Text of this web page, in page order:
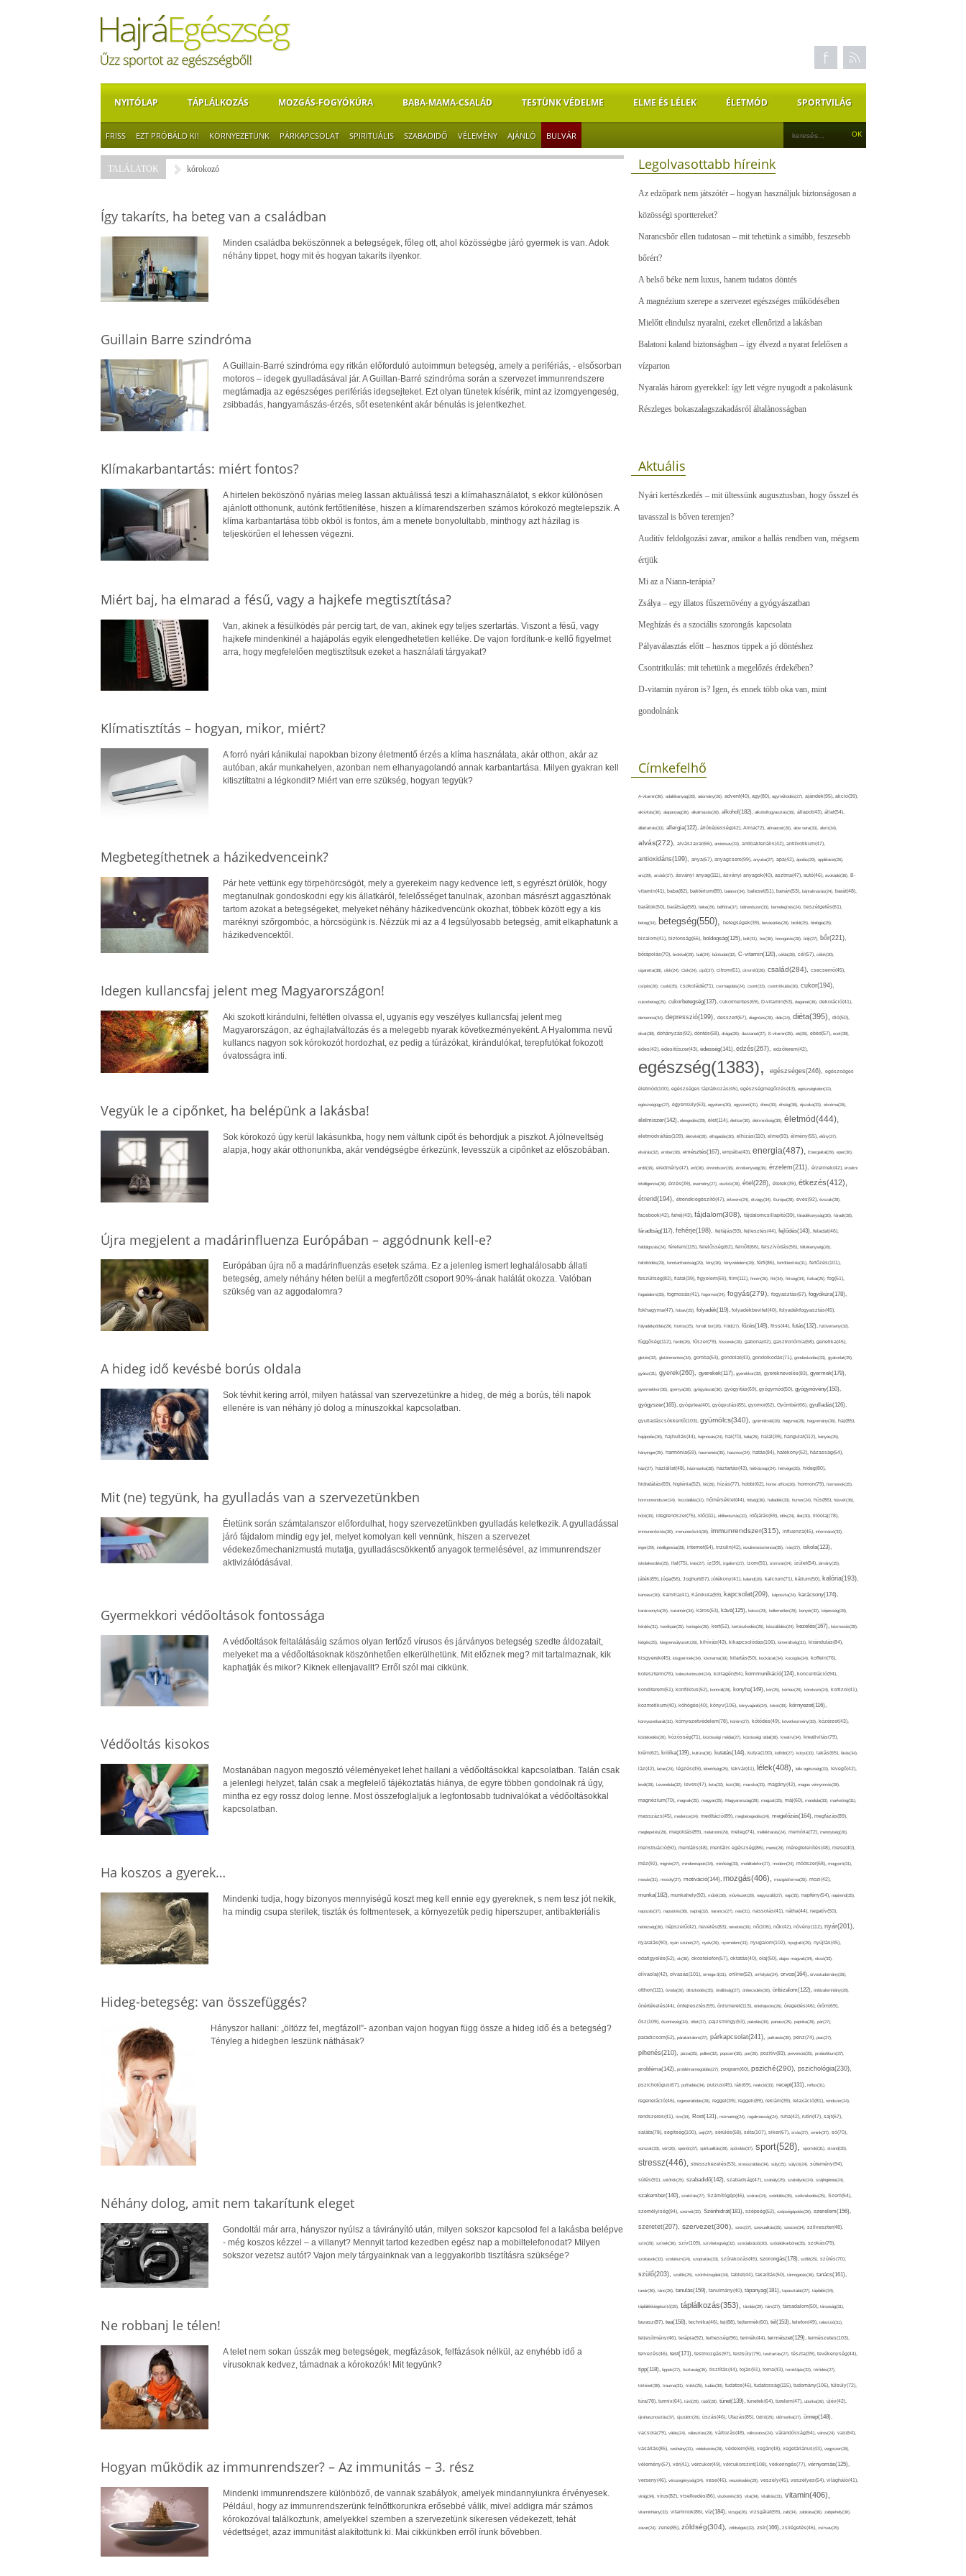
NYITÓLAP TÁPLÁLKOZÁS MOZGÁS-FOGYÓKÚRA BABA-MAMA-CSALÁD TESTÜNK VÉDELME ELME ÉS LÉLEK ÉLETMÓD SPORTVILÁG
FRISS EZT PRÓBÁLD KI! KÖRNYEZETÜNK PÁRKAPCSOLAT SPIRITUÁLIS SZABADIDŐ VÉLEMÉNY AJÁNLÓ BULVÁR
TALÁLATOK kórokozó
Így takaríts, ha beteg van a családban
Minden családba beköszönnek a betegségek, főleg ott, ahol közösségbe járó gyermek is van. Adok
néhány tippet, hogy mit és hogyan takaríts ilyenkor.
Guillain Barre szindróma
A Guillain-Barré szindróma egy ritkán előforduló autoimmun betegség, amely a perifériás, - elsősorban
motoros – idegek gyulladásával jár. A Guillan-Barré szindróma során a szervezet immunrendszere
megtámadja az egészséges perifériás idegsejteket. Ezt olyan tünetek kísérik, mint az izomgyengeség,
zsibbadás, hangyamászás-érzés, sőt esetenként akár bénulás is jelentkezhet.
Klímakarbantartás: miért fontos?
A hirtelen beköszönő nyárias meleg lassan aktuálissá teszi a klímahasználatot, s ekkor különösen
ajánlott otthonunk, autónk fertőtlenítése, hiszen a klímarendszerben számos kórokozó megtelepszik. A
klíma karbantartása több okból is fontos, ám a menete bonyolultabb, minthogy azt házilag is
teljeskörűen el lehessen végezni.
Miért baj, ha elmarad a fésű, vagy a hajkefe megtisztítása?
Van, akinek a fésülködés pár percig tart, de van, akinek egy teljes szertartás. Viszont a fésű, vagy
hajkefe mindenkinél a hajápolás egyik elengedhetetlen kelléke. De vajon fordítunk-e kellő figyelmet
arra, hogy megfelelően megtisztítsuk ezeket a használati tárgyakat?
Klímatisztítás – hogyan, mikor, miért?
A forró nyári kánikulai napokban bizony életmentő érzés a klíma használata, akár otthon, akár az
autóban, akár munkahelyen, azonban nem elhanyagolandó annak karbantartása. Milyen gyakran kell
kitisztíttatni a légkondit? Miért van erre szükség, hogyan tegyük?
Megbetegíthetnek a házikedvenceink?
Pár hete vettünk egy törpehörcsögöt, mely a gyerekeim nagy kedvence lett, s egyrészt örülök, hogy
megtanulnak gondoskodni egy kis állatkáról, felelősséget tanulnak, azonban másrészt aggasztónak
tartom azokat a betegségeket, melyeket néhány házikedvencünk okozhat, többek között egy a kis
maréknyi szőrgombóc, a hörcsögünk is. Nézzük mi az a 4 legsúlyosabb betegség, amit elkaphatunk a
házikedvencektől.
Idegen kullancsfaj jelent meg Magyarországon!
Aki szokott kirándulni, feltétlen olvassa el, ugyanis egy veszélyes kullancsfaj jelent meg
Magyarországon, az éghajlatváltozás és a melegebb nyarak következményeként. A Hyalomma nevű
kullancs nagyon sok kórokozót hordozhat, ez pedig a túrázókat, kirándulókat, terepfutókat fokozott
óvatosságra inti.
Vegyük le a cipőnket, ha belépünk a lakásba!
Sok kórokozó úgy kerül lakásunkba, hogy nem váltunk cipőt és behordjuk a piszkot. A jólneveltség
alapja, hogy akár otthonunkba, akár vendégségbe érkezünk, levesszük a cipőnket az előszobában.
Újra megjelent a madárinfluenza Európában – aggódnunk kell-e?
Európában újra nő a madárinfluenzás esetek száma. Ez a jelenleg ismert leghalálosabb állati
betegség, amely néhány héten belül a megfertőzött csoport 90%-ának halálát okozza. Valóban
szükség van az aggodalomra?
A hideg idő kevésbé borús oldala
Sok tévhit kering arról, milyen hatással van szervezetünkre a hideg, de még a borús, téli napok
ellenére is van néhány jó dolog a mínuszokkal kapcsolatban.
Mit (ne) tegyünk, ha gyulladás van a szervezetünkben
Életünk során számtalanszor előfordulhat, hogy szervezetünkben gyulladás keletkezik. A gyulladással
járó fájdalom mindig egy jel, melyet komolyan kell vennünk, hiszen a szervezet
védekezőmechanizmustá mutatja, gyulladáscsökkentő anyagok termelésével, az immunrendszer
aktivizálódásával.
Gyermekkori védőoltások fontossága
A védőoltások feltalálásáig számos olyan fertőző vírusos és járványos betegség szedte áldozatait,
melyeket ma a védőoltásoknak köszönhetően elkerülhetünk. Mit előznek meg? mit tartalmaznak, kik
kaphatják és mikor? Kiknek ellenjavallt? Erről szól mai cikkünk.
Védőoltás kisokos
Mostanában nagyon megosztó véleményeket lehet hallani a védőoltásokkal kapcsolatban. Talán csak
a jelenlegi helyzet, talán csak a megfelelő tájékoztatás hiánya, de egyre többen gondolnak rá úgy,
mintha ez egy rossz dolog lenne. Most összefoglaljuk a legfontosabb tudnivalókat a védőoltásokkal
kapcsolatban.
Ha koszos a gyerek…
Mindenki tudja, hogy bizonyos mennyiségű koszt meg kell ennie egy gyereknek, s nem tesz jót nekik,
ha mindig csupa sterilek, tiszták és foltmentesek, a környezetük pedig hiperszuper, antibakteriális
Hideg-betegség: van összefüggés?
Hányszor hallani: „öltözz fel, megfázol!”- azonban vajon hogyan függ össze a hideg idő és a betegség?
Tényleg a hidegben leszünk náthásak?
Néhány dolog, amit nem takarítunk eleget
Gondoltál már arra, hányszor nyúlsz a távirányító után, milyen sokszor kapcsolod fel a lakásba belépve
- még koszos kézzel – a villanyt? Mennyit tartod kezedben egész nap a mobiltelefonodat? Milyen
sokszor vezetsz autót? Vajon mely tárgyainknak van a leggyakoribb tisztításra szüksége?
Ne robbanj le télen!
A telet nem sokan ússzák meg betegségek, megfázások, felfázások nélkül, az enyhébb idő a
vírusoknak kedvez, támadnak a kórokozók! Mit tegyünk?
Hogyan működik az immunrendszer? – Az immunitás – 3. rész
Mindenki immunrendszere különböző, de vannak szabályok, amelyek mindannyiunkra érvényesek.
Például, hogy az immunrendszerünk felnőttkorunkra erősebbé válik, mivel addigra már számos
kórokozóval találkoztunk, amelyekkel szemben a szervezetünk sikeresen védekezett, tehát
védettséget, azaz immunitást alakítottunk ki. Mai cikkünkben erről írunk bővebben.
Legolvasottabb híreink
Az edzőpark nem játszótér – hogyan használjuk biztonságosan a
közösségi sporttereket?
Narancsbőr ellen tudatosan – mit tehetünk a simább, feszesebb
bőrért?
A belső béke nem luxus, hanem tudatos döntés
A magnézium szerepe a szervezet egészséges működésében
Mielőtt elindulsz nyaralni, ezeket ellenőrizd a lakásban
Balatoni kaland biztonságban – így élvezd a nyarat felelősen a
vízparton
Nyaralás három gyerekkel: így lett végre nyugodt a pakolásunk
Részleges bokaszalagszakadásról általànosságban
Aktuális
Nyári kertészkedés – mit ültessünk augusztusban, hogy ősszel és
tavasszal is bőven teremjen?
Auditív feldolgozási zavar, amikor a hallás rendben van, mégsem
értjük
Mi az a Niann-terápia?
Zsálya – egy illatos fűszernövény a gyógyászatban
Meghízás és a szociális szorongás kapcsolata
Pályaválasztás előtt – hasznos tippek a jó döntéshez
Csontritkulás: mit tehetünk a megelőzés érdekében?
D-vitamin nyáron is? Igen, és ennek több oka van, mint
gondolnánk
Címkefelhő
A-vitamin(36), adalékanyag(28), adomány(26), advent(40), agy(80), agyműködés(27), ajándék(95), akció(39),
aktivitás(30), alapanyag(30), alkalmazás(28), alkohol(182), alkoholfogyasztás(36), állapot(43), állat(54),
állattartás(33), allergia(122), állóképesség(42), Alma(72), almaecet(26), aloe vera(33), álom(34),
alvás(272), alvászavar(66), aminosav(33), antibakteriális(42), antibiotikum(47),
antioxidáns(199), anya(67), anyagcsere(99), anyuka(27), apa(42), ápolás(29), applikáció(26),
arc(29), arcbőr(27), ásványi anyag(111), ásványi anyagok(40), asztma(47), autó(46), avokádó(36), B-
vitamin(41), baba(82), baktérium(89), balaton(34), baleset(51), banán(53), bántalmazás(24), barát(48),
barátok(50), barátság(58), béke(29), bélflóra(37), bélrendszer(33), bemelegítés(24), beszélgetés(61),
beteg(34), betegség(550), betegségek(39), bevásárlás(28), bicikli(25), biológia(25),
bizalom(41), biztonság(66), boldogság(125), bolt(31), bor(36), borogatás(28), böjt(27), bőr(221),
bőrápolás(70), brokkoli(29), buli(24), bűntudat(32), C-vitamin(120), cékla(28), cél(57), célok(30),
cigaretta(38), cikk(24), Cink(24), cipő(37), citrom(61), citromfű(26), család(284), csecsemő(45),
csípés(26), csoki(35), csokoládé(71), csomagolás(24), csont(33), csontritkulás(36), cukor(194),
cukorbeteg(25), cukorbetegség(137), cukormentes(69), D-vitamin(53), daganat(36), dekoráció(41),
demencia(34), depresszió(199), desszert(67), diagnózis(28), diák(24), diéta(395), dió(50),
divat(38), dohányzás(92), döntés(58), drága(26), duzzanat(27), E-vitamin(25), eb(26), ebéd(57), ecet(38),
édes(42), édesítőszer(43), édesség(141), edzés(267), edzőterem(42),
egészség(1383), egészséges(246), egészséges
életmód(100), egészséges táplálkozás(45), egészségmegőrzés(43), egészségtelen(32),
egészségügy(27), egyensúly(63), egyetem(30), egyszerű(31), éhes(30), éhség(38), éjszaka(33), ekcéma(26),
élelmiszer(142), elengedés(29), élet(114), életkor(30), életminőség(30), életmód(444),
életmódváltás(109), életvitel(28), elfogadás(30), elhízás(110), elme(93), élmény(55), előny(37),
elvárás(32), ember(38), emésztés(167), empátia(43), energia(487), Energiaital(29), eper(30),
erdő(36), eredmény(47), erő(36), érrendszer(36), érzékenység(36), érzelem(211), érzelmek(42), érzelmi
intelligencia(28), érzés(39), esemény(27), eszköz(28), étel(228), ételek(39), étkezés(412),
étrend(194), étrendkiegészítő(47), étterem(24), étvágy(34), Európa(28), evés(92), évszak(28),
facebook(42), fahéj(43), fájdalom(308), fájdalomcsillapító(39), fáradékonyság(30), fáradt(28),
fáradtság(117), fehérje(198), fejfájás(93), fejlesztés(44), fejlődés(143), feladat(46),
feldolgozás(24), félelem(115), felelősség(62), felnőtt(66), felszívódás(56), féltékenység(26),
feltöltődés(29), fenntarthatóság(29), fény(36), fényvédelem(28), férfi(86), fertőtlenítés(31), fertőzés(101),
feszültség(82), fiatal(39), figyelem(69), film(111), finom(26), fitt(34), fittség(34), fizikai(25), fog(51),
fogadalom(25), fogmosás(41), fogorvos(24), fogyás(279), fogyasztás(67), fogyókúra(178),
fokhagyma(47), folsav(25), folyadék(119), folyadékbevitel(40), folyadékfogyasztás(45),
folyadékpótlás(29), fontos(25), forralt bor(26), Föld(27), főzés(149), friss(44), futás(132), futóverseny(32),
függőség(112), fürdő(26), fűszer(79), fűszerek(28), gabona(42), gasztronómia(58), genetika(45),
glutén(32), gluténmentes(34), gomba(53), gondolat(43), gondolkodás(71), gondoskodás(33), gyakorlat(29),
gyász(31), gyerek(260), gyerekek(117), gyerekkor(32), gyereknevelés(83), gyermek(179),
gyermekkor(36), gyertya(28), gyógyászat(36), gyógyítás(69), gyógymód(50), gyógynövény(150),
gyógyszer(165), gyógytea(40), gyógyulás(85), gyomor(62), Gyömbér(66), gyulladás(126),
gyulladáscsökkentő(103), gyümölcs(340), gyümölcslé(28), hagyma(28), hagyomány(36), haj(85),
hajápolás(36), hajhullás(44), hajmosás(24), hal(70), hála(25), halál(39), hangulat(112), hányás(25),
hányinger(25), harmónia(69), hasmenés(35), hasznos(24), hatás(84), hatékony(52), házasság(64),
házi(27), háziállat(48), házimunka(28), háztartás(43), hétköznap(24), hétvége(25), hideg(80),
hidratálás(69), higiénia(52), hit(26), hízás(77), hobbi(62), home office(26), hormon(79), hormonok(25),
hormonrendszer(24), hozzáállás(31), hőmérséklet(44), hőség(36), hulladék(33), humor(24), hús(86), húsvét(36),
hűtő(30), idegrendszer(75), idő(111), időbeosztás(32), időjárás(69), idős(24), illat(30), illóolaj(78),
immunerősítés(30), immunerősítő(36), immunrendszer(315), influenza(45), információ(33),
inger(29), intelligencia(28), internet(64), inzulin(42), inzulinrezisztencia(35), írás(27), iskola(123),
iskolakezdés(25), ital(75), ivás(27), íz(39), izgalom(27), izom(91), izomzat(24), ízület(54), járvány(35),
játék(89), jóga(56), Joghurt(67), jótékony(41), kaland(28), kalcium(71), kálium(50), kalória(193),
kamasz(30), kamilla(41), Kánikula(59), kapcsolat(209), káposzta(24), karácsony(174),
karácsonyfa(25), karantén(34), káros(53), kávé(125), keksz(29), kellemetlen(29), kenyér(32), képesség(28),
kérdés(31), kerékpár(25), keringés(26), kert(52), kertészkedés(26), készülődés(24), kezelés(167), kézmosás(28),
kiégés(25), kiegyensúlyozott(26), kihívás(43), kikapcsolódás(106), kimerültség(31), kirándulás(84),
kisgyerek(45), kisgyermek(34), kismama(38), kitartás(50), kockázat(34), kocogás(24), koffein(76),
koleszterin(76), koleszterinszint(24), kollagén(54), kommunikáció(124), koncentráció(94),
konditerem(51), konfliktus(52), kontroll(28), konyha(149), kór(25), kórház(29), kórokozó(24), kortizol(41),
kozmetikum(40), köhögés(40), könyv(106), könyvajánló(24), köret(30), környezet(116),
környezetbarát(31), környezetvédelem(78), köröm(27), kötődés(49), következmény(33), közérzet(43),
közlekedés(26), közösség(71), közösségi média(27), közösségi oldal(38), kreatív(34), kreativitás(79),
krém(62), kritika(139), kultúra(36), kutatás(144), kutya(100), külföld(27), kütyü(33), lakás(65), látás(34),
láz(42), lazac(24), légzés(49), lehetőség(25), lekvár(41), lélek(408), lelki egészség(33), levegő(42),
levél(28), Levendula(32), leves(47), lista(32), liszt(36), macska(33), magány(42), magas vérnyomás(28),
magnézium(70), magvak(25), magyar(25), Magyarország(28), magzat(25), máj(60), mandula(33), marketing(31),
masszázs(45), medence(24), meditáció(89), megbetegedés(24), megelőzés(164), megfázás(89),
meglepetés(28), megoldás(89), melatonin(29), meleg(74), mellékhatás(24), memória(72), mennyiség(26),
menstruáció(50), mentális(48), mentális egészség(86), menü(28), méregtelenítés(48), mese(40),
méz(92), migrén(27), mindennapok(34), minőség(33), mobiltelefon(27), modern(24), módszer(68), mogyoró(31),
mosás(31), mosoly(27), motiváció(144), mozgás(406), mozgásforma(25), mozi(42),
munka(182), munkahely(92), műtét(38), művészet(29), nagyszülő(27), nap(35), napfény(54), napirend(35),
napozás(37), napsütés(38), naptej(32), narancs(27), nasi(31), nassolás(41), nátha(44), negatív(50),
nehézség(36), népszerű(42), nevelés(83), nevetés(30), nő(106), nők(42), növény(112), nyár(201),
nyaralás(90), nyári szünet(27), nyelv(26), nyomelem(33), nyugalom(102), nyugtató(29), nyújtás(45),
odafigyelés(52), ok(36), okostelefon(57), oktatás(40), olaj(50), olajos magvak(34), olcsó(33),
olívaolaj(42), olvasás(101), omega-3(31), online(52), orrfolyás(24), orvos(164), orvostudomány(26),
otthon(111), óvoda(26), öltözködés(35), önállóság(27), önbecsülés(36), önbizalom(122), önbizalomhiány(28),
önértékelés(44), önfejlesztés(59), önismeret(113), önkifejezés(26), öregedés(46), öröm(69),
ősz(109), őszinteség(34), ötlet(37), pajzsmirigy(53), pakolás(30), panasz(25), paprika(28), pár(27),
paradicsom(52), páratartalom(27), párkapcsolat(241), pattanás(30), pénz(74), piac(27),
pihenés(210), pizza(25), pollen(32), popcorn(35), por(26), pozitív(83), prevenció(25), probiotikum(37),
probléma(142), problémamegoldás(27), program(60), psziché(290), pszichológia(230),
pszichológus(67), puffadás(34), pulzus(45), rák(69), reakció(33), recept(131), reflux(31),
regeneráció(46), regenerálódás(28), reggel(39), reggeli(89), reklám(39), relaxáció(81), rendszer(24),
rendszeres(41), rizs(34), Rost(131), rozmaring(24), rugalmasság(24), ruha(42), rutin(47), sajt(67),
saláta(78), segítség(100), sejt(27), sérülés(58), séta(107), siker(67), sírás(27), smink(37), só(70),
sorozat(33), sör(26), spenót(27), spiritualitás(28), spórolás(37), sport(528), sportoló(31), strand(35),
stressz(446), stresszkezelés(53), stresszoldás(34), súly(25), súlyzó(24), sütemény(94),
sütés(91), sütőtök(25), szabadidő(142), szabadság(47), szabály(25), szabályok(24), szájhigiénia(24),
szakember(140), szakítás(27), Számítógép(46), száraz(24), szédülés(35), székrekedés(25), Szem(54),
személyiség(94), szemét(32), Szénhidrát(181), szépség(52), szépségápolás(26), szerelem(156),
szeretet(207), szervezet(306), szex(27), szexualitás(25), szezon(34), szilveszter(48),
szín(28), színek(36), szív(109), szívbetegség(32), szocializáció(30), szódabikarbóna(35), szokás(79),
szokások(33), szolárium(24), szoptatás(33), szórakozás(45), szorongás(178), szőlő(25), szülés(70),
szülő(203), szülők(25), szűrővizsgálat(34), tablet(44), takarítás(50), támogatás(36), tanács(161),
tanár(36), tánc(26), tanulás(159), tanulmány(40), tápanyag(181), tapasztalat(27), táplálék(34),
táplálékkiegészítő(25), táplálkozás(353), tárolás(29), társ(27), társadalom(50), társaság(31),
tavasz(87), tea(158), technika(46), tej(88), tejtermék(60), tél(153), telefon(49), televízió(31),
teljesítmény(46), terápia(92), terhesség(96), termék(44), természet(129), természetes(103),
tervezés(46), test(171), testmozgás(97), testsúly(79), testtartás(27), tészta(39), tevékenység(44),
tipp(118), tippek(27), tisztaság(35), tisztítás(44), tojás(91), torna(43), torokfájás(32), törődés(27),
történet(38), trauma(31), trükk(25), tudás(30), tudatos(46), tudatosság(115), tudomány(106), túlsúly(72),
túra(78), turmix(64), túró(29), tüdő(28), tünet(139), tünetek(64), türelem(47), uborka(26), újév(42),
újrahasznosítás(37), újszülött(26), úszás(46), Utazás(85), Üdítő(26), ülőmunka(27), ünnep(148),
vacsora(79), válás(24), választás(29), változás(48), változatos(24), várandósság(54), város(24), vas(64),
vásárlás(85), vashiány(31), védekezés(28), védelem(59), vegán(48), vegetáriánus(43), vegyszer(28),
vélemény(57), vér(41), vércukor(49), vércukorszint(108), vérkeringés(77), vérnyomás(125),
verseny(46), vérszegénység(34), vese(46), veszekedés(29), veszély(45), veszélyes(54), világháló(41),
virág(34), vírus(82), viselkedés(86), viszketés(30), vita(34), vitalitás(31), vitamin(406),
vitaminhiány(33), vitaminok(86), víz(184), vizsga(26), vizsgálat(59), zab(34), zabkása(36), zabpehely(36),
zavar(24), zene(85), zöldség(304), zöldségek(32), zsír(166), zsírégetés(46), zsírsav(25)